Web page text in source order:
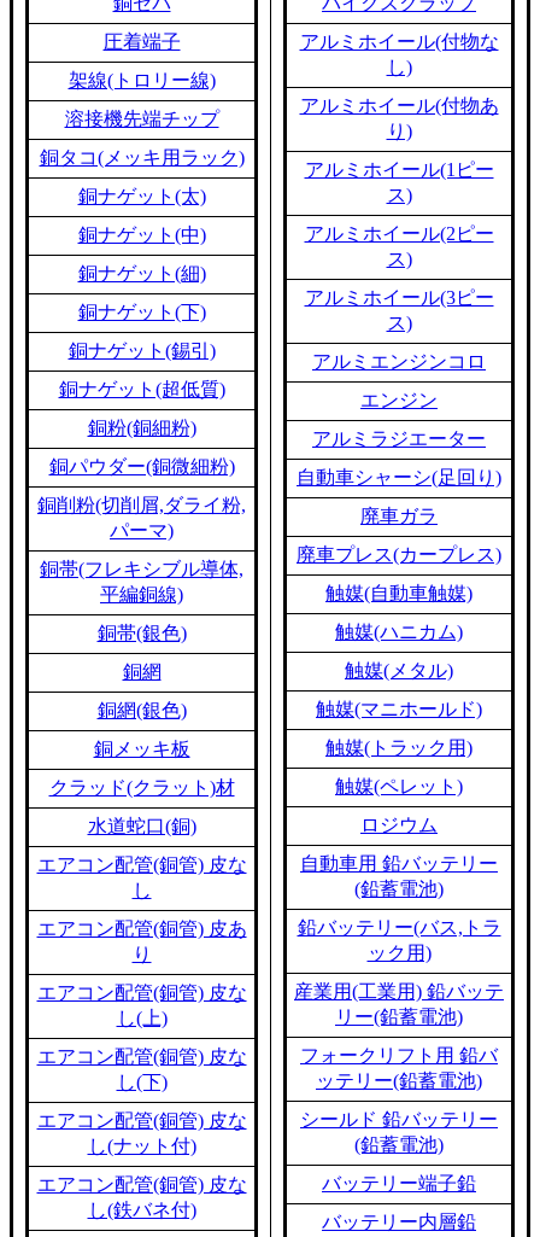
圧着端子
架線(トロリー線)
溶接機先端チップ
銅タコ(メッキ用ラック)
銅ナゲット(太)
銅ナゲット(中)
銅ナゲット(細)
銅ナゲット(下)
銅ナゲット(錫引)
銅ナゲット(超低質)
銅粉(銅細粉)
銅パウダー(銅微細粉)
銅削粉(切削屑,ダライ粉,
パーマ)
銅帯(フレキシブル導体,
平編銅線)
銅帯(銀色)
銅網
銅網(銀色)
銅メッキ板
クラッド(クラット)材
水道蛇口(銅)
エアコン配管(銅管) 皮な
し
エアコン配管(銅管) 皮あ
り
エアコン配管(銅管) 皮な
し(上)
エアコン配管(銅管) 皮な
し(下)
エアコン配管(銅管) 皮な
し(ナット付)
エアコン配管(銅管) 皮な
し(鉄バネ付)
アルミホイール(付物な
し)
アルミホイール(付物あ
り)
アルミホイール(1ピー
ス)
アルミホイール(2ピー
ス)
アルミホイール(3ピー
ス)
アルミエンジンコロ
エンジン
アルミラジエーター
自動車シャーシ(足回り)
廃車ガラ
廃車プレス(カープレス)
触媒(自動車触媒)
触媒(ハニカム)
触媒(メタル)
触媒(マニホールド)
触媒(トラック用)
触媒(ペレット)
ロジウム
自動車用 鉛バッテリー
(鉛蓄電池)
鉛バッテリー(バス,トラ
ック用)
産業用(工業用) 鉛バッテ
リー(鉛蓄電池)
フォークリフト用 鉛バ
ッテリー(鉛蓄電池)
シールド 鉛バッテリー
(鉛蓄電池)
バッテリー端子鉛
バッテリー内層鉛